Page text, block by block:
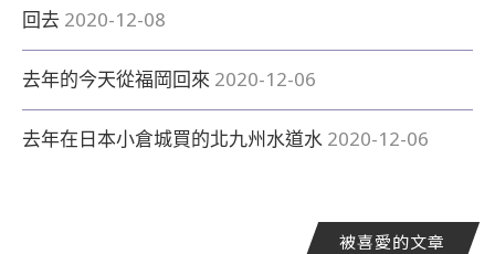
回去 2020-12-08
去年的今天從福岡回來 2020-12-06
去年在日本小倉城買的北九州水道水 2020-12-06
被喜愛的文章